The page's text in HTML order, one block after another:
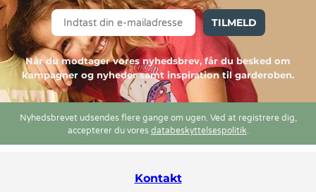
TILMELD
Når du modtager vores nyhedsbrev, får du besked om
kampagner og nyheder samt inspiration til garderoben.
Nyhedsbrevet udsendes flere gange om ugen. Ved at registrere dig,
accepterer du vores databeskyttelsespolitik.
Kontakt